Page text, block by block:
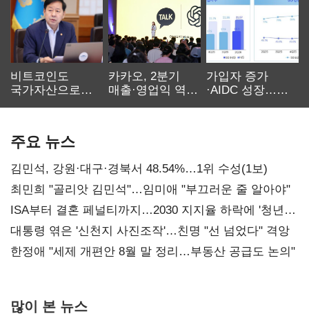
비트코인도
국가자산으로…'
카카오, 2분기
매출·영업익 역대
가입자 증가
·AIDC 성장…
주요 뉴스
김민석, 강원·대구·경북서 48.54%…1위 수성(1보)
최민희 "골리앗 김민석"…임미애 "부끄러운 줄 알아야"
ISA부터 결혼 페널티까지…2030 지지율 하락에 '청년
챙기기'
대통령 엮은 '신천지 사진조작'…친명 "선 넘었다" 격앙
한정애 "세제 개편안 8월 말 정리…부동산 공급도 논의"
많이 본 뉴스